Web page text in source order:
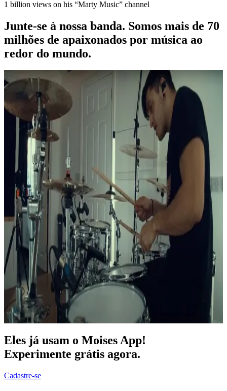
Junte-se à nossa banda. Somos mais de 70
milhões de apaixonados por música ao
redor do mundo.
Eles já usam o Moises App!
Experimente grátis agora.
Cadastre-se